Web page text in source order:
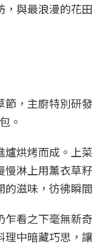
與最浪漫的花
，主廚特別研
。
烘烤而成。上
淋上用薰衣草
滋味，彷彿瞬
看之下毫無新
中暗藏巧思，